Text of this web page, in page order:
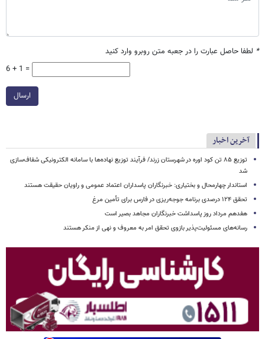
* لطفا حاصل عبارت را در جعبه متن روبرو وارد کنید
6 + 1 =
ارسال
آخرین اخبار
توزیع ۸۵ تن کود اوره در شهرستان زرند/ فرآیند توزیع نهاده‌ها با سامانه الکترونیکی شفاف‌سازی
شد
استاندار چهارمحال و بختیاری: خبرنگاران پاسداران اعتماد عمومی و راویان حقیقت‌ هستند
تحقق ۱۲۴ درصدی برنامه جوجه‌ریزی در فارس برای تأمین مرغ
هفدهم مرداد روز پاسداشت خبرنگاران مجاهد بصیر است
رسانه‌های مسئولیت‌پذیر بازوی تحقق امر به معروف و نهی از منکر هستند